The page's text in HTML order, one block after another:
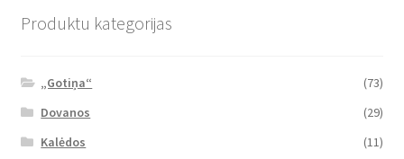
Produktu kategorijas
„Gotiņa“
(73)
Dovanos
(29)
Kalėdos
(11)